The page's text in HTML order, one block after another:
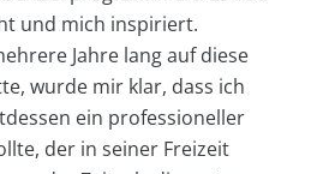
und mich inspiriert.
Jahre lang auf diese
wurde mir klar, dass ich
ein professioneller
der in seiner Freizeit